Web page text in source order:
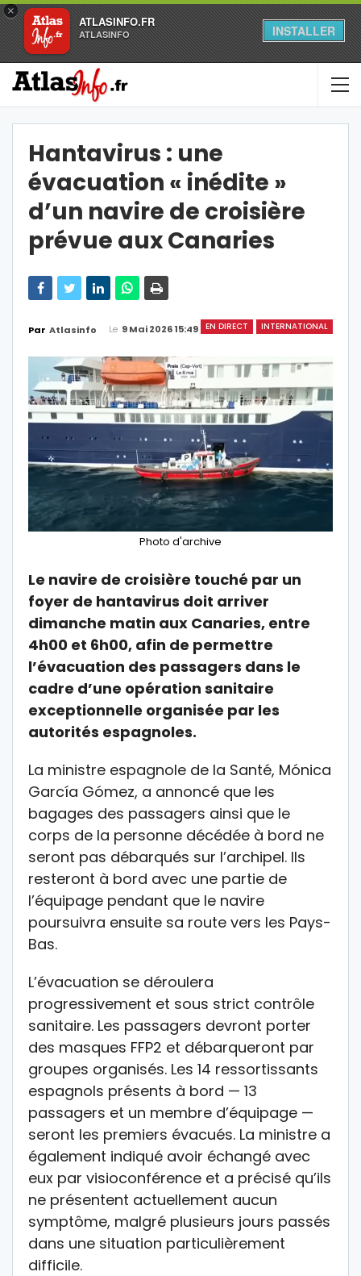
×
ATLASINFO.FR
ATLASINFO INSTALLER
Hantavirus : une
évacuation « inédite »
d’un navire de croisière
prévue aux Canaries
EN DIRECT INTERNATIONAL
Par Atlasinfo Le 9 Mai 2026 15:49
Photo d'archive
Le navire de croisière touché par un
foyer de hantavirus doit arriver
dimanche matin aux Canaries, entre
4h00 et 6h00, afin de permettre
l’évacuation des passagers dans le
cadre d’une opération sanitaire
exceptionnelle organisée par les
autorités espagnoles.
La ministre espagnole de la Santé, Mónica
García Gómez, a annoncé que les
bagages des passagers ainsi que le
corps de la personne décédée à bord ne
seront pas débarqués sur l’archipel. Ils
resteront à bord avec une partie de
l’équipage pendant que le navire
poursuivra ensuite sa route vers les Pays-
Bas.
L’évacuation se déroulera
progressivement et sous strict contrôle
sanitaire. Les passagers devront porter
des masques FFP2 et débarqueront par
groupes organisés. Les 14 ressortissants
espagnols présents à bord — 13
passagers et un membre d’équipage —
seront les premiers évacués. La ministre a
également indiqué avoir échangé avec
eux par visioconférence et a précisé qu’ils
ne présentent actuellement aucun
symptôme, malgré plusieurs jours passés
dans une situation particulièrement
difficile.